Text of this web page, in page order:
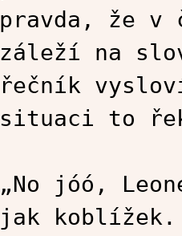
pravda, že v
záleží na
řečník
situaci to
„No jóó,
jak